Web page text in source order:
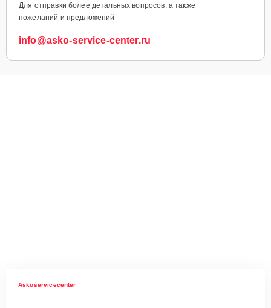
Для отправки более детальных вопросов, а также
пожеланий и предложений
info@asko-service-center.ru
Askoservicecenter